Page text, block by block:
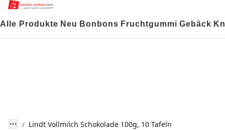
Alle Produkte Neu Bonbons Fruchtgummi Gebäck
Lindt Vollmilch Schokolade 100g, 10 Tafeln